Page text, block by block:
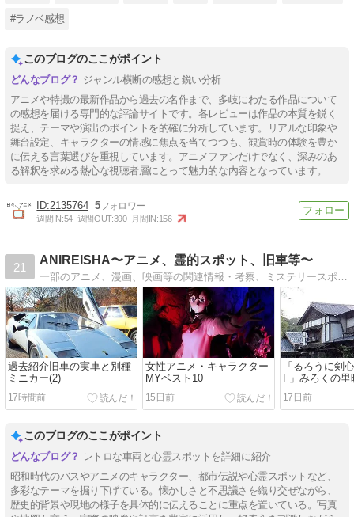
#ラノベ感想
このブログのここがポイント
ジャンル横断の感想と鋭い分析
アニメや特撮の最新作品から過去の名作まで、多岐にわたる作品について
の感想を届ける専門的な評論サイトです。各レビューは作品の本質を鋭く
捉え、テーマや演出のポイントを的確に分析しています。リアルな印象や
舞台設定、キャラクターの情感に焦点を当てつつも、観賞時の体験を豊か
に伝える言葉選びを重視しています。アニメファンだけでなく、深みのあ
る解釈を求める熱心な視聴者層にとって魅力的な内容となっています。
2135764 5
週間IN:54 週間OUT:390 月間IN:156
21
ANIREISHA〜アニメ、霊的スポット、旧車等〜
過去紹介旧車の実車と別種
ミニカー(2)
17時間前
女性アニメ・キャラクター
MYベスト10
15日前
「るろうに剣
F」みろくの
ケシーン
17日前
このブログのここがポイント
レトロな車両と心霊スポットを詳細に紹介
昭和時代のバスやアニメのキャラクター、都市伝説や心霊スポットなど、
多彩なテーマを掘り下げている。懐かしさと不思議さを織り交ぜながら、
歴史的背景や現地の様子を具体的に伝えることに重点を置いている。写真